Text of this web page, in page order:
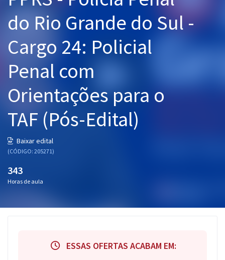
Graduação
Mentorias
Questões grátis
Conteúdo gratuito
Blog
do Rio Grande do Sul -
Cargo 24: Policial
Penal com
Orientações para o
TAF (Pós-Edital)
Baixar edital
(CÓDIGO: 205271)
343
Horas de aula
ESSAS OFERTAS ACABAM EM: